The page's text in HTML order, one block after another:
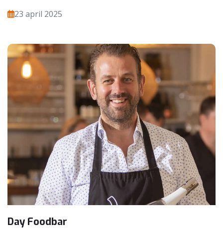
23 april 2025
Day Foodbar